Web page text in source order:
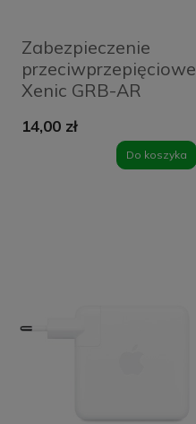
Zabezpieczenie
przeciwprzepięciowe
Xenic GRB-AR
14,00 zł
Do koszyka